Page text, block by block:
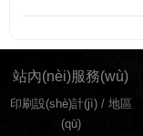
站內(nèi)服務(wù)
印刷設(shè)計(jì)/ 地區
(qū)